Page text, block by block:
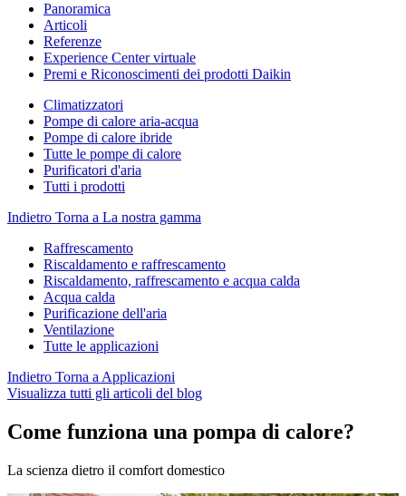
Panoramica
Articoli
Referenze
Experience Center virtuale
Premi e Riconoscimenti dei prodotti Daikin
Climatizzatori
Pompe di calore aria-acqua
Pompe di calore ibride
Tutte le pompe di calore
Purificatori d'aria
Tutti i prodotti
Indietro Torna a La nostra gamma
Raffrescamento
Riscaldamento e raffrescamento
Riscaldamento, raffrescamento e acqua calda
Acqua calda
Purificazione dell'aria
Ventilazione
Tutte le applicazioni
Indietro Torna a Applicazioni
Visualizza tutti gli articoli del blog
Come funziona una pompa di calore?
La scienza dietro il comfort domestico